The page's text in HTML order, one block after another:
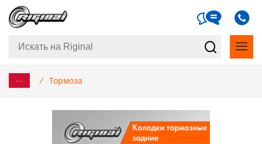
... / Тормоза